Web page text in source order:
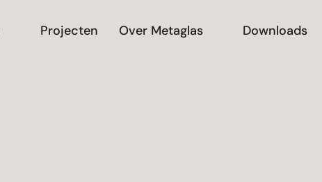
Projecten Over Metaglas Downloads